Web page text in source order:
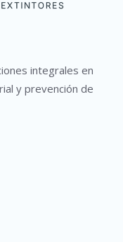
integrales en
y prevención de